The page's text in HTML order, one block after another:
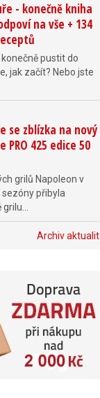
- konečně kniha
na vše + 134
pustit do
jak začít? Nebo jste
se zblízka na nový
PRO 425 edice 50
grilů Napoleon v
přibyla
Archiv aktualit